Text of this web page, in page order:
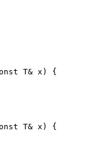
T& x) {
T& x) {